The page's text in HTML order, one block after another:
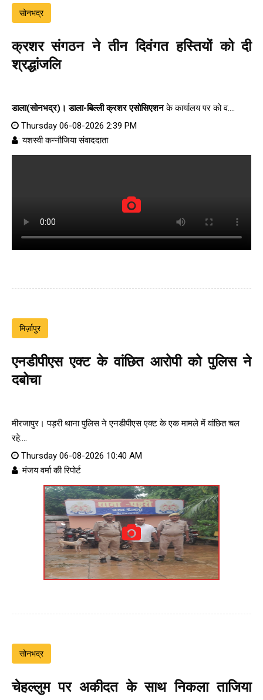
सोनभद्र
क्रशर संगठन ने तीन दिवंगत हस्तियों को दी
श्रद्धांजलि
डाला(सोनभद्र)। डाला-बिल्ली क्रशर एसोसिएशनके कार्यालय पर को व....
Thursday 06-08-2026 2:39 PM
: यशस्वी कन्नौजिया संवाददाता
मिर्ज़ापुर
एनडीपीएस एक्ट के वांछित आरोपी को पुलिस ने
दबोचा
मीरजापुर। पड़री थाना पुलिस ने एनडीपीएस एक्ट के एक मामले में वांछित चल
रहे....
Thursday 06-08-2026 10:40 AM
: मंजय वर्मा की रिपोर्ट
सोनभद्र
चेहल्लुम पर अकीदत के साथ निकला ताजिया